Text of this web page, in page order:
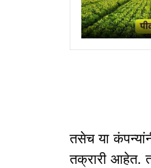
तसेच या
तक्रारी आहेत.